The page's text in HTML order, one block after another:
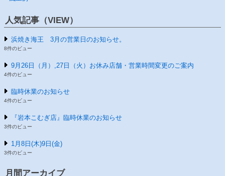
人気記事（VIEW）
浜焼き海王 3月の営業日のお知らせ。
8件のビュー
9月26日（月）,27日（火）お休み店舗・営業時間変更のご案内
4件のビュー
臨時休業のお知らせ
4件のビュー
『岩本こむぎ店』臨時休業のお知らせ
3件のビュー
1月8日(木)9日(金)
3件のビュー
月間アーカイブ